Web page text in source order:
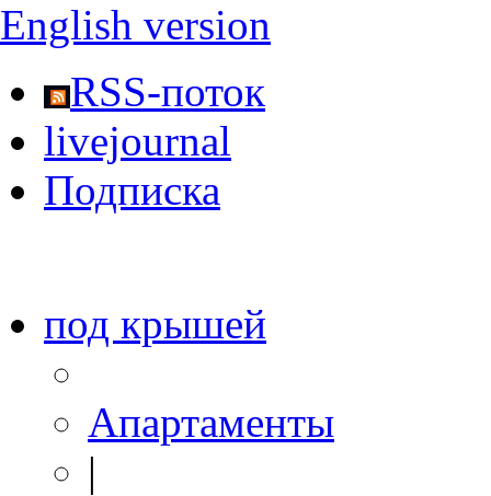
English version
RSS-поток
livejournal
Подписка
под крышей
Апартаменты
|